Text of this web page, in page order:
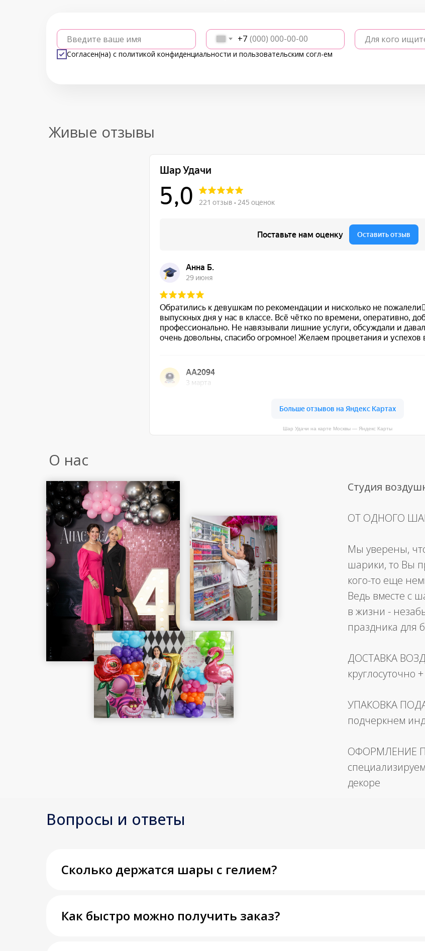
Введите ваше имя +7 Для кого
Согласен(на) с политикой конфиденциальности и пользовательским согл-ем
Живые отзывы
Шар Удачи на карте Москвы — Яндекс Карты
О нас
Студия
ОТ ОДНОГО
Мы уверены,
шарики, то Вы
кого-то еще
Ведь вместе с
в жизни -
праздника для
ДОСТАВКА
круглосуточно
УПАКОВКА
подчеркнем
ОФОРМЛЕНИЕ
декоре
Вопросы и ответы
Сколько держатся шары с гелием?
Как быстро можно получить заказ?